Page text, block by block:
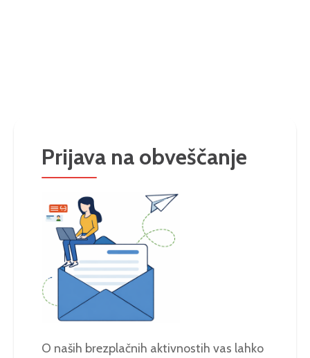
Prijava na obveščanje
O naših brezplačnih aktivnostih vas lahko